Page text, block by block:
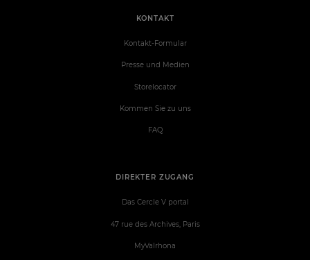
DIREKTER ZUGANG
Das Cercle V portal
47 rue des Archives, Paris
MyValrhona
KONTAKT
Kontakt-Formular
Presse und Medien
Storelocator
Kommen Sie zu uns
FAQ